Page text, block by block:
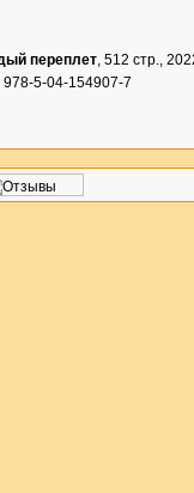
переплет, 512 стр.,
978-5-04-154907-7